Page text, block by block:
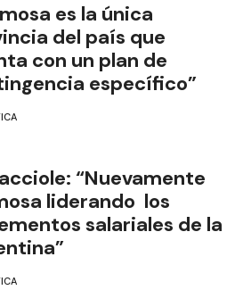
es la única
del país que
con un plan de
específico”
“Nuevamente
liderando los
salariales de la